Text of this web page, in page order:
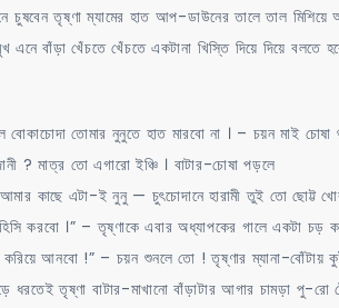
চুষবেন তৃষ্ণা ম্যামের হাত আপ-ডাউনের তালে তাল
এনে বাঁড়া খেঁচতে খেঁচতে একটানা খিস্তি দিয়ে দিয়ে
তোমার নুনুতে হাত মারবো না । – চয়ন মাই
? মাত্র তো এগারো ইঞ্চি । বাটার-চোষা পড়লে
কাছে এটা-ই নুনু — চুৎচোদানে হারামী তুই তো ছোট্ট
করবো ।” – তৃষ্ণাকে এবার অধ্যাপকের গালে একটা
আনবো !” – চয়ন শুনলে তো ! তৃষ্ণার ম্যানা-বোঁটায়
ধরতেই তৃষ্ণা বাটার-মাখানো বাঁড়াটার আগার চামড়া পু-